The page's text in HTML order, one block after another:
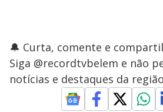
🔔 Curta, comente e
Siga @recordtvbelem e não
notícias e destaques da